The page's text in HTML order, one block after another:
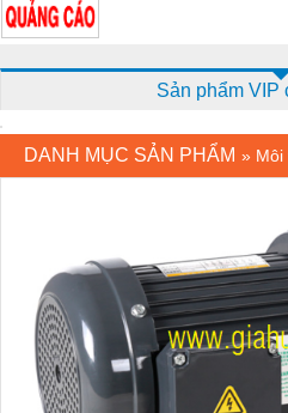
Sản phẩm VIP
DANH MỤC SẢN PHẨM »